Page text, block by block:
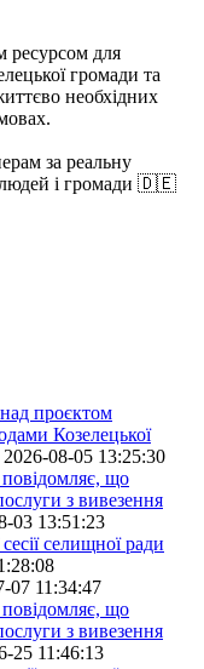
ресурсом для
громади та
необхідних
за реальну
людей і громади 🇩🇪
проєктом
Козелецької
2026-08-05 13:25:30
що
з вивезення
03 13:51:23
селищної ради
07 11:34:47
що
з вивезення
25 11:46:13